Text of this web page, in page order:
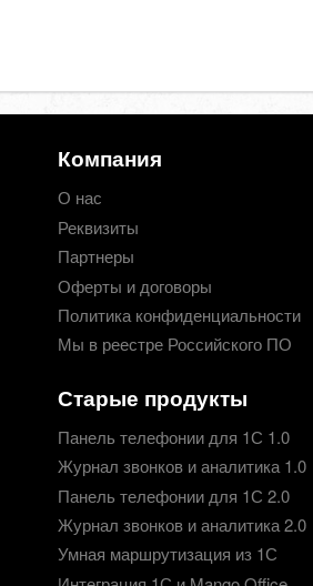
Компания
О нас
Реквизиты
Партнеры
Оферты и договоры
Политика конфиденциальности
Мы в реестре Российского ПО
Старые продукты
Панель телефонии для 1С 1.0
Журнал звонков и аналитика 1.0
Панель телефонии для 1С 2.0
Журнал звонков и аналитика 2.0
Умная маршрутизация из 1С